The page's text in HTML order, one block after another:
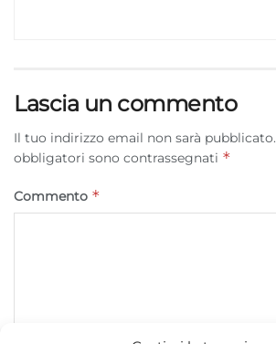
Lascia un commento
Il tuo indirizzo email non sarà pubblicato.
obbligatori sono contrassegnati *
Commento *